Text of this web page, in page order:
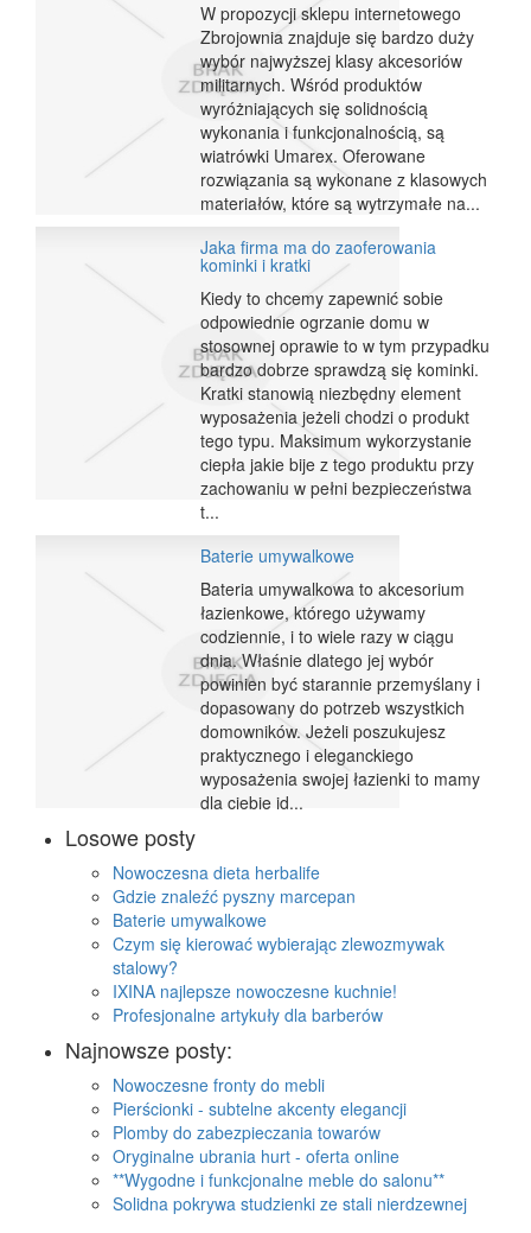
W propozycji sklepu internetowego
Zbrojownia znajduje się bardzo duży
wybór najwyższej klasy akcesoriów
militarnych. Wśród produktów
wyróżniających się solidnością
wykonania i funkcjonalnością, są
wiatrówki Umarex. Oferowane
rozwiązania są wykonane z klasowych
materiałów, które są wytrzymałe na...
Jaka firma ma do zaoferowania
kominki i kratki
Kiedy to chcemy zapewnić sobie
odpowiednie ogrzanie domu w
stosownej oprawie to w tym przypadku
bardzo dobrze sprawdzą się kominki.
Kratki stanowią niezbędny element
wyposażenia jeżeli chodzi o produkt
tego typu. Maksimum wykorzystanie
ciepła jakie bije z tego produktu przy
zachowaniu w pełni bezpieczeństwa
t...
Baterie umywalkowe
Bateria umywalkowa to akcesorium
łazienkowe, którego używamy
codziennie, i to wiele razy w ciągu
dnia. Właśnie dlatego jej wybór
powinien być starannie przemyślany i
dopasowany do potrzeb wszystkich
domowników. Jeżeli poszukujesz
praktycznego i eleganckiego
wyposażenia swojej łazienki to mamy
dla ciebie id...
Losowe posty
Nowoczesna dieta herbalife
Gdzie znaleźć pyszny marcepan
Baterie umywalkowe
Czym się kierować wybierając zlewozmywak
stalowy?
IXINA najlepsze nowoczesne kuchnie!
Profesjonalne artykuły dla barberów
Najnowsze posty:
Nowoczesne fronty do mebli
Pierścionki - subtelne akcenty elegancji
Plomby do zabezpieczania towarów
Oryginalne ubrania hurt - oferta online
**Wygodne i funkcjonalne meble do salonu**
Solidna pokrywa studzienki ze stali nierdzewnej